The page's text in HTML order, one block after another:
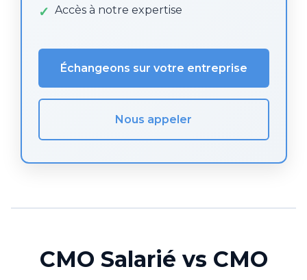
Accès à notre expertise
Échangeons sur votre entreprise
Nous appeler
CMO Salarié vs CMO